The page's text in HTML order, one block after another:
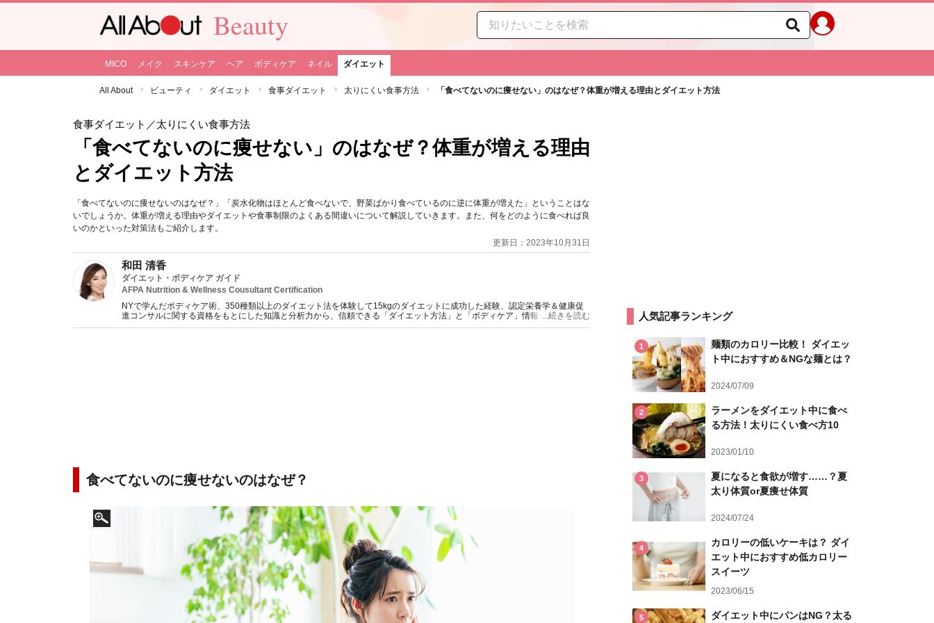
Beauty
MICO メイク スキンケア ヘア ボディケア ネイル ダイエット
All About ビューティ ダイエット 食事ダイエット 太りにくい食事方法 「食べてないのに痩せない」のはなぜ？体重が増える理由とダイエット方法
食事ダイエット ／太りにくい食事方法
「食べてないのに痩せない」のはなぜ？体重が増える理由
とダイエット方法
「食べてないのに痩せないのはなぜ？」「炭水化物はほとんど食べないで、野菜ばかり食べているのに逆に体重が増えた」ということはな
いでしょうか。体重が増える理由やダイエットや食事制限のよくある間違いについて解説していきます。また、何をどのように食べれば良
いのかといった対策法もご紹介します。
更新日：2023年10月31日
和田 清香
ダイエット・ボディケア ガイド
AFPA Nutrition & Wellness Cousultant Certification
NYで学んだボディケア術、350種類以上のダイエット法を体験して15kgのダイエットに成功した経験、認定栄養学＆健康促
進コンサルに関する資格をもとにした知識と分析力から、信頼できる「ダイエット方法」と「ボディケア」情報を提供。
YouTube&インスタグラムでのダイエット動画も配信中（＊経歴にURL記載）。
...続きを読む
食べてないのに痩せないのはなぜ？
人気記事ランキング
1
麺類のカロリー比較！ ダイエッ
ト中におすすめ＆NGな麺とは？
2024/07/09
2
ラーメンをダイエット中に食べ
る方法！太りにくい食べ方10
2023/01/10
3
夏になると食欲が増す……？夏
太り体質or夏痩せ体質
2024/07/24
4
カロリーの低いケーキは？ ダイ
エット中におすすめ低カロリー
スイーツ
2023/06/15
5 ダイエット中にパンはNG？太る